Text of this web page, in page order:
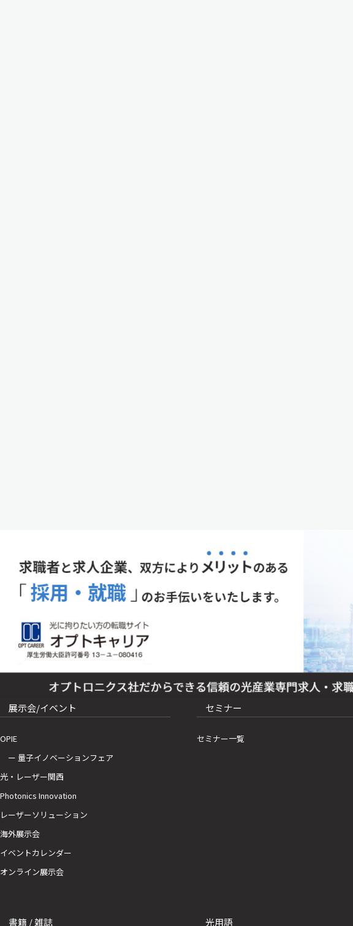
展示会/イベント
OPIE
ー 量子イノベーションフェア
光・レーザー関西
Photonics Innovation
レーザーソリューション
海外展示会
イベントカレンダー
オンライン展示会
セミナー
セミナー一覧
書籍 / 雑誌 光用語